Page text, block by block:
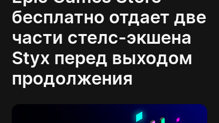
бесплатно отдает две
части стелс-экшена
Styx перед выходом
продолжения